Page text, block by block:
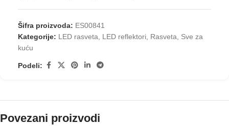
Šifra proizvoda: ES00841
Kategorije: LED rasveta, LED reflektori, Rasveta, Sve za
kuću
Podeli:
Povezani proizvodi